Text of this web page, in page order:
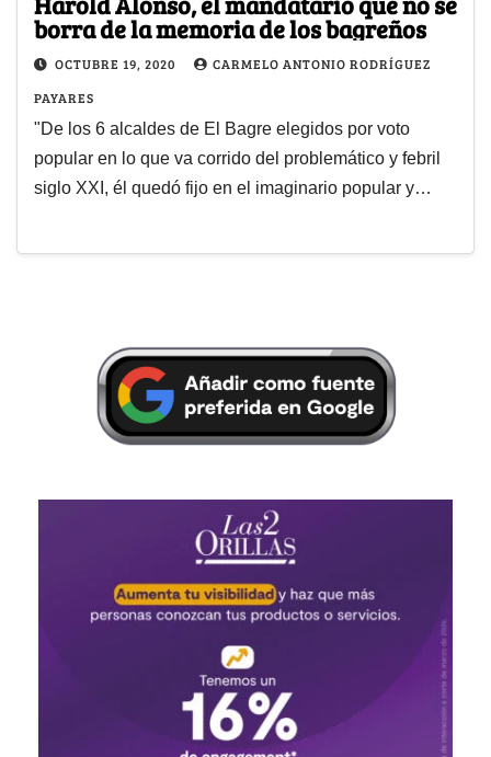
borra de la memoria de los bagreños
OCTUBRE 19, 2020
CARMELO ANTONIO RODRÍGUEZ
PAYARES
"De los 6 alcaldes de El Bagre elegidos por voto
popular en lo que va corrido del problemático y febril
siglo XXI, él quedó fijo en el imaginario popular y…